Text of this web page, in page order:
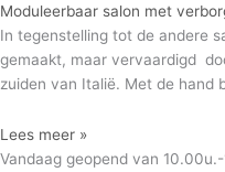
Moduleerbaar salon met
In tegenstelling tot de andere
gemaakt, maar vervaardigd
zuiden van Italië. Met de hand
Lees meer »
Vandaag geopend van